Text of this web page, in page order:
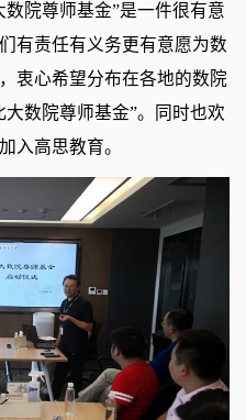
院尊师基金”是一件很有意
有责任有义务更有意愿为数
衷心希望分布在各地的数院
数院尊师基金”。同时也欢
入高思教育。